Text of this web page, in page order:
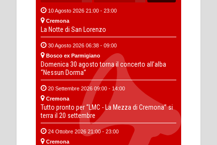
10 Agosto 2026 21:00 - 23:00
Cremona
La Notte di San Lorenzo
30 Agosto 2026 06:38 - 09:00
Bosco ex Parmigiano
Domenica 30 agosto torna il concerto all’alba
“Nessun Dorma”
20 Settembre 2026 09:00 - 14:00
Cremona
Tutto pronto per “LMC - La Mezza di Cremona” si
terra il 20 settembre
24 Ottobre 2026 21:00 - 23:00
Cremona